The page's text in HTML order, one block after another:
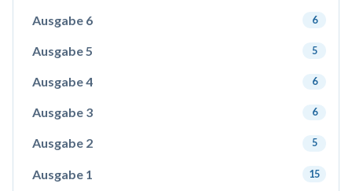
Ausgabe 6 6
Ausgabe 5 5
Ausgabe 4 6
Ausgabe 3 6
Ausgabe 2 5
Ausgabe 1 15